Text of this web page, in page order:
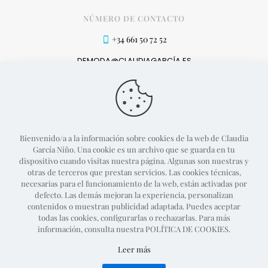
NÚMERO DE CONTACTO
+34 661 50 72 52
DEMODA@CLAUDIAGARCÍA.ES
MÉTODOS DE PAGO
Bienvenido/a a la información sobre cookies de la web de Claudia
García Niño. Una cookie es un archivo que se guarda en tu
dispositivo cuando visitas nuestra página. Algunas son nuestras y
otras de terceros que prestan servicios. Las cookies técnicas,
necesarias para el funcionamiento de la web, están activadas por
defecto. Las demás mejoran la experiencia, personalizan
contenidos o muestran publicidad adaptada. Puedes aceptar
todas las cookies, configurarlas o rechazarlas. Para más
información, consulta nuestra POLÍTICA DE COOKIES.
Leer más